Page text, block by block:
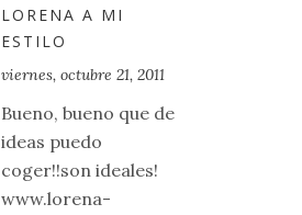
LORENA A MI
ESTILO
viernes, octubre 21, 2011
Bueno, bueno que de
ideas puedo
coger!!son ideales!
www.lorena-